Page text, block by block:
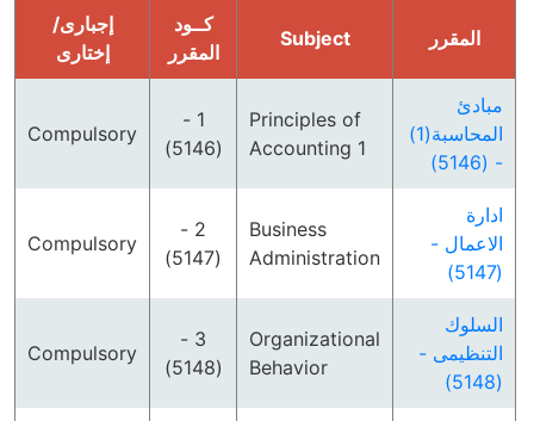
المقرر Subject
كــود
المقرر
إجبارى/
إختارى
مبادئ
المحاسبة(1)
- (5146)
Principles of
Accounting 1
1 -
(5146)
Compulsory
ادارة
الاعمال -
(5147)
Business
Administration
2 -
(5147)
Compulsory
السلوك
التنظيمى -
(5148)
Organizational
Behavior
3 -
(5148)
Compulsory